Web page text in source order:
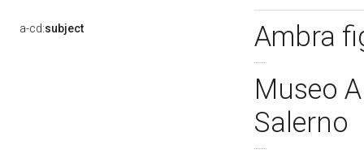
a-cd:subject
Ambra
Museo
Salerno